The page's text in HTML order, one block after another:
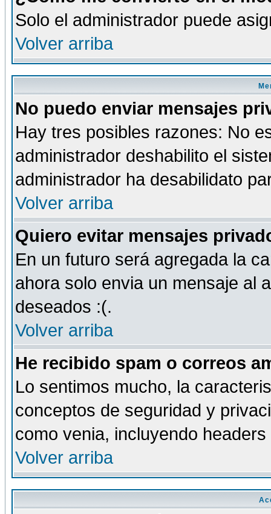
Solo el administrador puede
Volver arriba
No puedo enviar mensajes
Hay tres posibles razones: No
administrador deshabilito el
administrador ha desabilidato
Volver arriba
Quiero evitar mensajes
En un futuro será agregada la
ahora solo envia un mensaje al
deseados :(.
Volver arriba
He recibido spam o correos
Lo sentimos mucho, la
conceptos de seguridad y
como venia, incluyendo
Volver arriba